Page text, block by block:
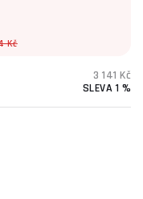
Kč
3 141 Kč
SLEVA 1 %